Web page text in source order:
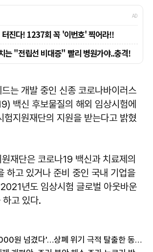
는 개발 중인 신종 코로나바이러스
백신 후보물질의 해외 임상시험에
험지원재단의 지원을 받는다고 밝혔
재단은 코로나19 백신과 치료제의
하고 있거나 준비 중인 국내 기업을
년도 임상시험 글로벌 아웃바운
고 있다.
'단 하루 주가 1000원 넘겼다'…상폐 위기 극적 탈출한 동전주 26개사